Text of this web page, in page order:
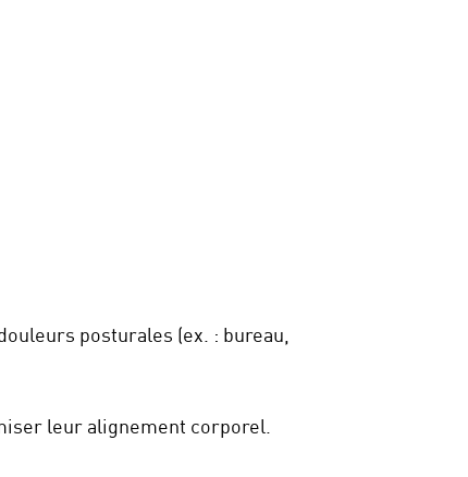
posturales (ex. : bureau,
leur alignement corporel.